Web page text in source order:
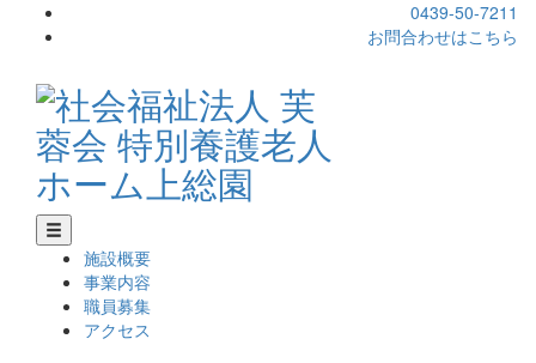
0439-50-7211
お問合わせはこちら
施設概要
事業内容
職員募集
アクセス